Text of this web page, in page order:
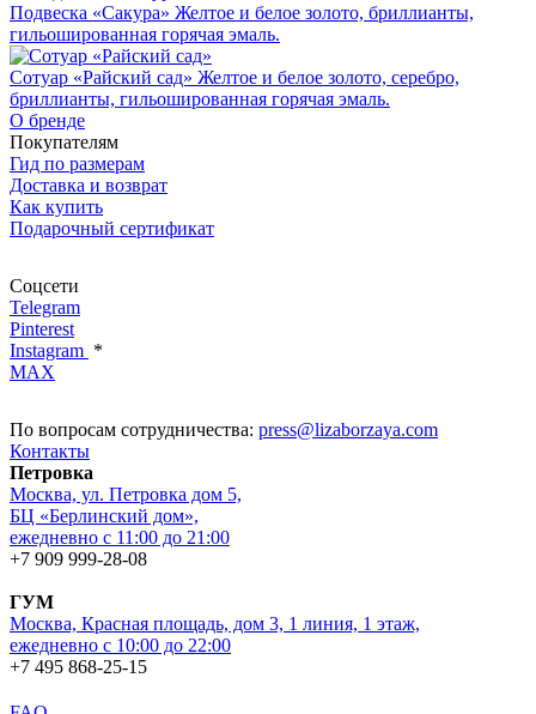
Подвеска «Сакура» Желтое и белое золото, бриллианты,
гильошированная горячая эмаль.
Сотуар «Райский сад» Желтое и белое золото, серебро,
бриллианты, гильошированная горячая эмаль.
О бренде
Покупателям
Гид по размерам
Доставка и возврат
Как купить
Подарочный сертификат
Соцсети
Telegram
Pinterest
Instagram *
MAX
По вопросам сотрудничества: press@lizaborzaya.com
Контакты
Петровка
Москва, ул. Петровка дом 5,
БЦ «Берлинский дом»,
ежедневно с 11:00 до 21:00
+7 909 999-28-08
ГУМ
Москва, Красная площадь, дом 3, 1 линия, 1 этаж,
ежедневно с 10:00 до 22:00
+7 495 868-25-15